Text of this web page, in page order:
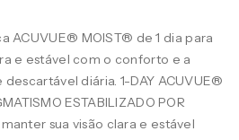
ACUVUE® MOIST® de 1 dia para
e estável com o conforto e a
diária. 1-DAY ACUVUE®
ESTABILIZADO POR
sua visão clara e estável